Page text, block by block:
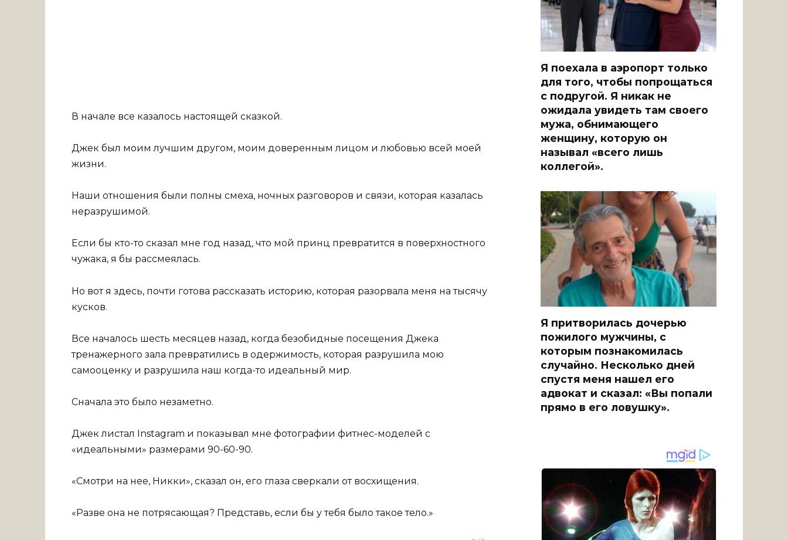
В начале все казалось настоящей сказкой.
Джек был моим лучшим другом, моим доверенным лицом и любовью всей моей
жизни.
Наши отношения были полны смеха, ночных разговоров и связи, которая казалась
неразрушимой.
Если бы кто-то сказал мне год назад, что мой принц превратится в поверхностного
чужака, я бы рассмеялась.
Но вот я здесь, почти готова рассказать историю, которая разорвала меня на тысячу
кусков.
Все началось шесть месяцев назад, когда безобидные посещения Джека
тренажерного зала превратились в одержимость, которая разрушила мою
самооценку и разрушила наш когда-то идеальный мир.
Сначала это было незаметно.
Джек листал Instagram и показывал мне фотографии фитнес-моделей с
«идеальными» размерами 90-60-90.
«Смотри на нее, Никки», сказал он, его глаза сверкали от восхищения.
«Разве она не потрясающая? Представь, если бы у тебя было такое тело.»
Я поехала в аэропорт только
для того, чтобы попрощаться
с подругой. Я никак не
ожидала увидеть там своего
мужа, обнимающего
женщину, которую он
называл «всего лишь
коллегой».
Я притворилась дочерью
пожилого мужчины, с
которым познакомилась
случайно. Несколько дней
спустя меня нашел его
адвокат и сказал: «Вы попали
прямо в его ловушку».